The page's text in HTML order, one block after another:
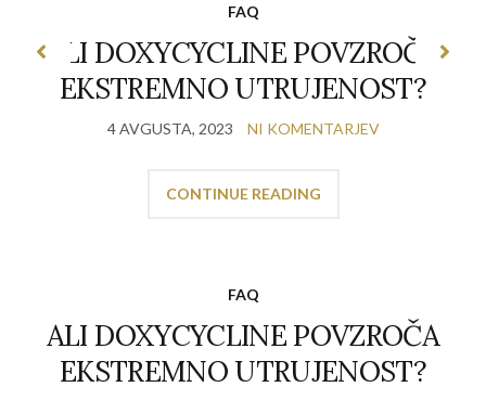
FAQ
ALI DOXYCYCLINE POVZROČA
EKSTREMNO UTRUJENOST?
4 AVGUSTA, 2023 NI KOMENTARJEV
CONTINUE READING
FAQ
ALI DOXYCYCLINE POVZROČA
EKSTREMNO UTRUJENOST?